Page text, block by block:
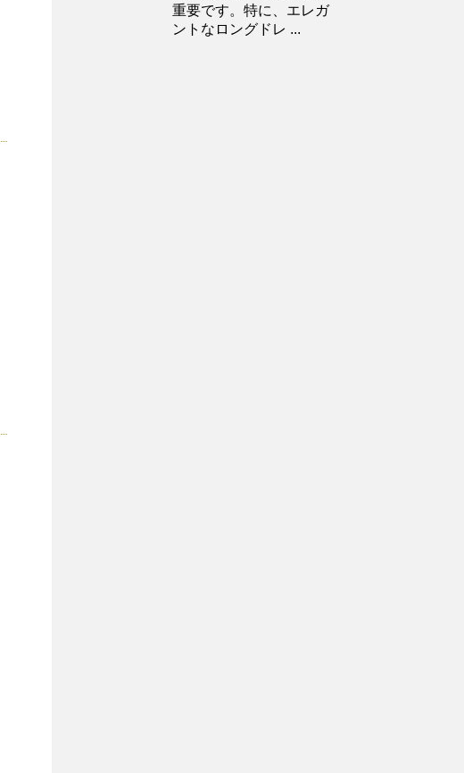
重要です。特に、エレガ
ントなロングドレ ...